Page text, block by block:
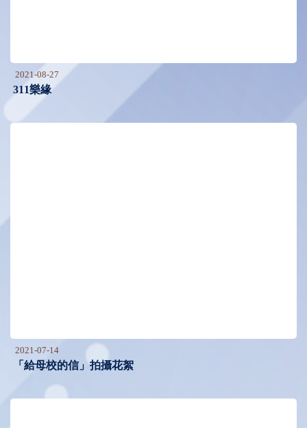
2021-08-27
311樂緣
2021-07-14
「給母校的信」拍攝花絮